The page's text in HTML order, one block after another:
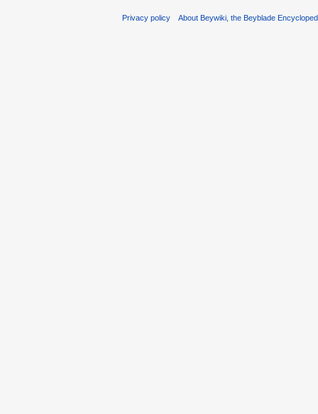
Privacy policy About Beywiki, the Beyblade